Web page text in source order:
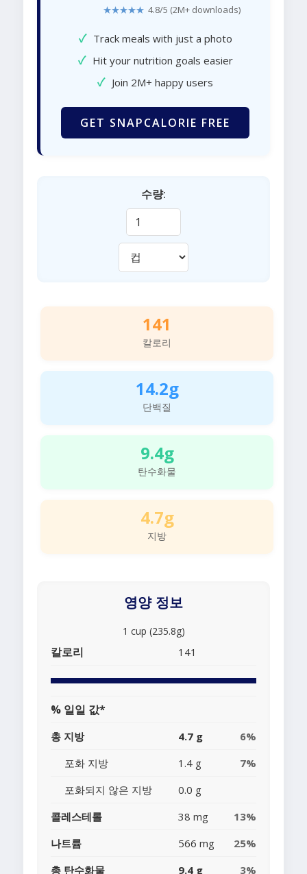
★★★★★ 4.8/5 (2M+ downloads)
✓ Track meals with just a photo
✓ Hit your nutrition goals easier
✓ Join 2M+ happy users
GET SNAPCALORIE FREE
수량:
141
칼로리
14.2g
단백질
9.4g
탄수화물
4.7g
지방
영양 정보
1 cup (235.8g)
칼로리 141
% 일일 값*
총 지방 4.7 g
6%
포화 지방
1.4 g
7%
포화되지 않은 지방
0.0 g
콜레스테롤
38 mg
13%
나트륨
566 mg
25%
총 탄수화물
9.4 g 3%